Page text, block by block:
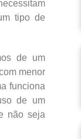
tipo de
de um
menor
funciona
de um
não seja